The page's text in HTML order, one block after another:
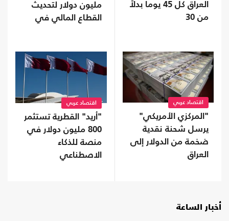
العراق كل 45 يوما بدلاً
من 30
مليون دولار لتحديث
القطاع المالي في
اقتصاد عربي
"المركزي الأمريكي"
يرسل شحنة نقدية
ضخمة من الدولار إلى
العراق
اقتصاد عربي
"أريد" القطرية تستثمر
800 مليون دولار في
منصة للذكاء
الاصطناعي
أخبار الساعة